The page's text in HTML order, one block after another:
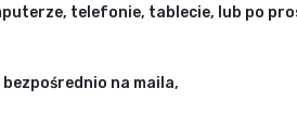
telefonie, tablecie, lub po
na maila,